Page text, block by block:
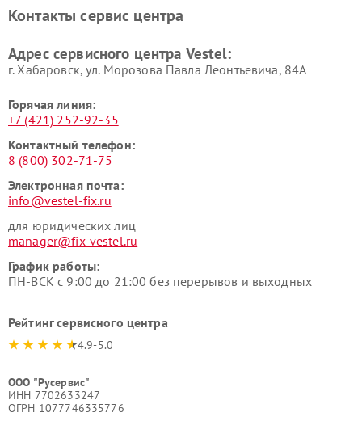
Контакты сервис центра
Адрес сервисного центра Vestel:
г. Хабаровск, ул. Морозова Павла Леонтьевича, 84А
Горячая линия:
+7 (421) 252-92-35
Контактный телефон:
8 (800) 302-71-75
Электронная почта:
info@vestel-fix.ru
для юридических лиц
manager@fix-vestel.ru
График работы:
ПН-ВСК с 9:00 до 21:00 без перерывов и выходных
Рейтинг сервисного центра
4.9-5.0
ООО "Русервис"
ИНН 7702633247
ОГРН 1077746335776